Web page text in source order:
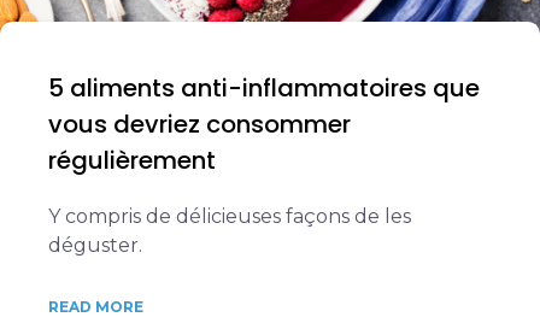
5 aliments anti-inflammatoires que
vous devriez consommer
régulièrement
Y compris de délicieuses façons de les
déguster.
READ MORE